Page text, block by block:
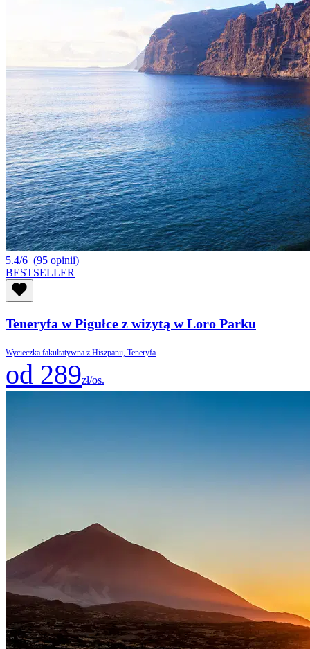
5.4/6 (95 opinii)
BESTSELLER
Teneryfa w Pigułce z wizytą w Loro Parku
Wycieczka fakultatywna z Hiszpanii, Teneryfa
od 289zł/os.